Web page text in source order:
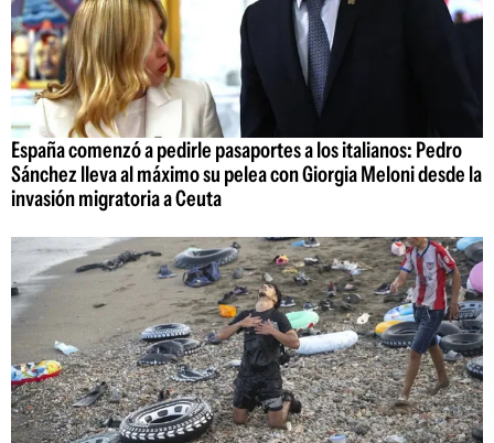
España comenzó a pedirle pasaportes a los italianos: Pedro
Sánchez lleva al máximo su pelea con Giorgia Meloni desde la
invasión migratoria a Ceuta